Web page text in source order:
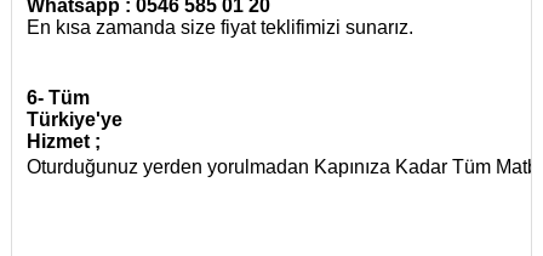
Whatsapp : 0546 585 01 20
En kısa zamanda size fiyat teklifimizi sunarız.
6- Tüm
Türkiye'ye
Hizmet ;
Oturduğunuz yerden yorulmadan Kapınıza Kadar Tüm